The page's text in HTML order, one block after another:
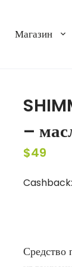
Магазин
–
$49
Cashback:
Средство